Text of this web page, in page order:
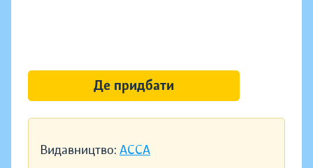
Видавництво: АССА
Де придбати